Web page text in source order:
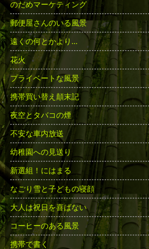
のだめマーケティング
郵便屋さんのいる風景
遠くの何とかより...
花火
プライベートな風景
携帯買い替え顛末記
夜空とタバコの煙
不安な車内放送
幼稚園への見送り
新選組！にはまる
なごり雪と子どもの寝顔
大人は祝日を喜ばない
コーヒーのある風景
携帯で書く